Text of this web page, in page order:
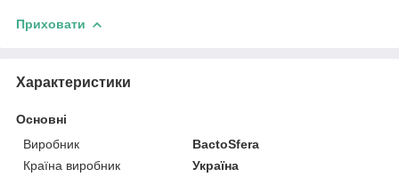
Приховати
Характеристики
Основні
Виробник
BactoSfera
Країна виробник
Україна